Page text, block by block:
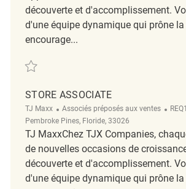
découverte et d'accomplissement.
d'une équipe dynamique qui prône
encourage...
Sauvegarder Backroom Associate REQ124279
STORE ASSOCIATE
TJ Maxx Catégorie
Associés préposés aux ventes ReqId
Pembroke Pines, Floride, 33026
TJ MaxxChez TJX Companies,
de nouvelles occasions de
découverte et d'accomplissement.
d'une équipe dynamique qui prône